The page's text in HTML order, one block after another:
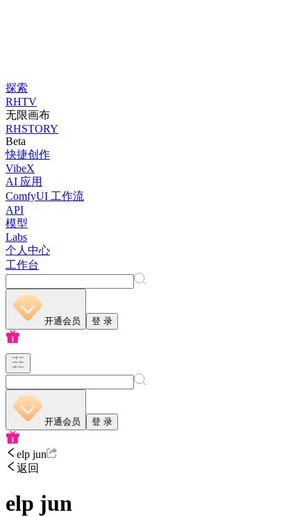
探索
RHTV
无限画布
RHSTORY
Beta
快捷创作
VibeX
AI 应用
ComfyUI 工作流
API
模型
Labs
个人中心
工作台
开通会员 登 录
开通会员 登 录
elp jun
返回
elp jun